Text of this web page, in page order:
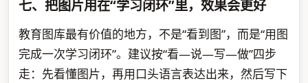
七、把图片用在“学习闭环”里，效果会更好
教育图库最有价值的地方，不是“看到图”，而是“用图
完成一次学习闭环”。建议按“看—说—写—做”四步
走：先看懂图片，再用口头语言表达出来，然后写下